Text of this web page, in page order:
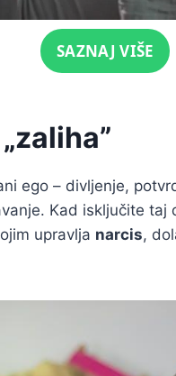
SAZNAJ VIŠE
ego – divljenje,
Kad isključite
upravlja narcis,